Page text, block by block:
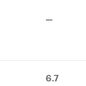
—
Рейтинг
6.7
38